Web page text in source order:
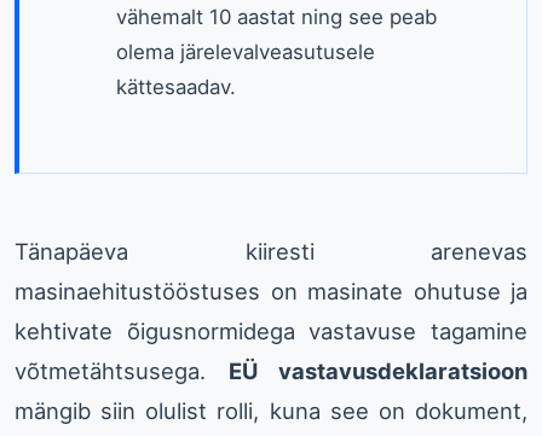
vähemalt 10 aastat ning see peab
olema järelevalveasutusele
kättesaadav.
Tänapäeva kiiresti arenevas
masinaehitustööstuses on masinate ohutuse ja
kehtivate õigusnormidega vastavuse tagamine
võtmetähtsusega. EÜ vastavusdeklaratsioon
mängib siin olulist rolli, kuna see on dokument,